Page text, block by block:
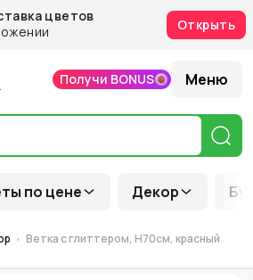
цветов
Открыть
по цене Декор
Получи BONUS Меню
Ветка с глиттером, H70см, красный